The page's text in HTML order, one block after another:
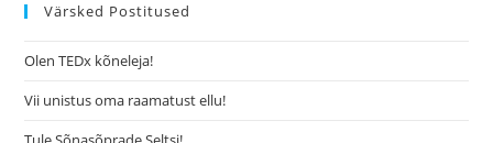
Värsked Postitused
Olen TEDx kõneleja!
Vii unistus oma raamatust ellu!